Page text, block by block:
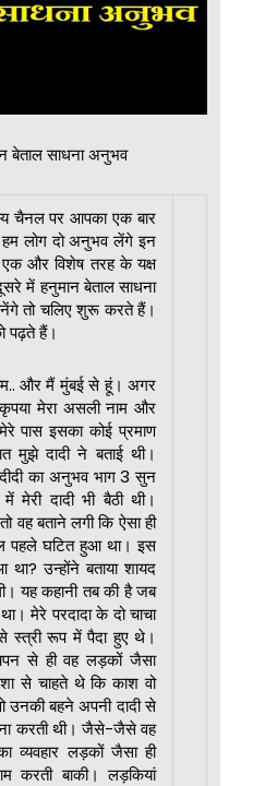
बेताल साधना अनुभव
चैनल पर आपका एक बार
लोग दो अनुभव लेंगे इन
और विशेष तरह के यक्ष
में हनुमान बेताल साधना
तो चलिए शुरू करते हैं।
पढ़ते हैं।
और मैं मुंबई से हूं। अगर
मेरा असली नाम और
पास इसका कोई प्रमाण
मुझे दादी ने बताई थी।
का अनुभव भाग 3 सुन
दादी भी बैठी थी।
बताने लगी कि ऐसा ही
पहले घटित हुआ था। इस
उन्होंने बताया शायद
यह कहानी तब की है जब
मेरे परदादा के दो चाचा
रूप में पैदा हुए थे।
से ही वह लड़कों जैसा
से चाहते थे कि काश वो
उनकी बहने अपनी दादी से
करती थी। जैसे-जैसे वह
व्यवहार लड़कों जैसा ही
करती बाकी। लड़कियां